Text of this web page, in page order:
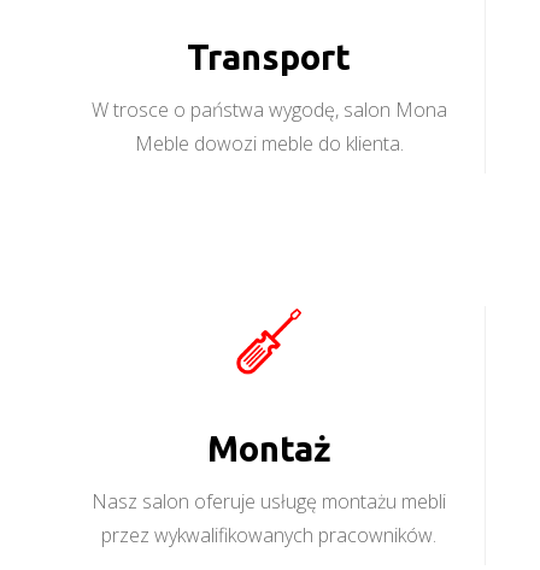
Transport
W trosce o państwa wygodę, salon Mona
Meble dowozi meble do klienta.
Montaż
Nasz salon oferuje usługę montażu mebli
przez wykwalifikowanych pracowników.